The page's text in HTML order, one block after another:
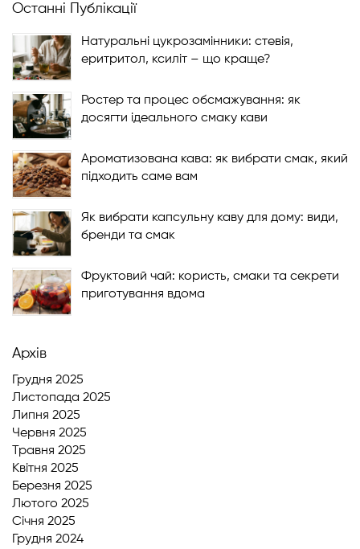
Останні Публікації
Натуральні цукрозамінники: стевія,
еритритол, ксиліт – що краще?
Ростер та процес обсмажування: як
досягти ідеального смаку кави
Ароматизована кава: як вибрати смак, який
підходить саме вам
Як вибрати капсульну каву для дому: види,
бренди та смак
Фруктовий чай: користь, смаки та секрети
приготування вдома
Архів
Грудня 2025
Листопада 2025
Липня 2025
Червня 2025
Травня 2025
Квітня 2025
Березня 2025
Лютого 2025
Cічня 2025
Грудня 2024